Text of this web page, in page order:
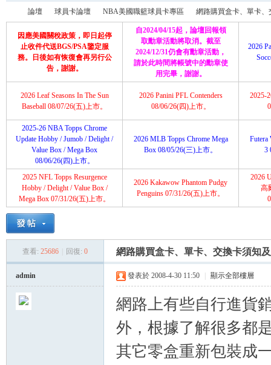
»
論壇
›
球員卡論壇
›
NBA美國職籃球員卡專區
›
網路購買盒卡、單卡
因應美國關稅政策，即日起停
止收件代送BGS/PSA鑒定服
務。日後如有恢復會再另行公
告，謝謝。
自2024/04/15起，論壇回報領
取勳章活動將取消。截至
2024/12/31仍會有勳章活動，
請於此時間將帳號中的勳章使
用完畢，謝謝。
2026
2026 Leaf Seasons In The Sun
Baseball 08/07/26(五)上市。
2026 Panini PFL Contenders
08/06/26(四)上市。
2025-
2025-26 NBA Topps Chrome
Update Hobby / Jumob / Delight /
Value Box / Mega Box
08/06/26(四)上市。
2026 MLB Topps Chrome Mega
Box 08/05/26(三)上市。
Futera
3
2025 NFL Topps Resurgence
Hobby / Delight / Value Box /
Mega Box 07/31/26(五)上市。
2026 Kakawow Phantom Pudgy
Penguins 07/31/26(五)上市。
2026
高
查看: 25686 回復: 0 網路購買盒卡、單卡、交換卡須知
admin 發表於 2008-4-30 11:50 顯示全部樓層
網路上有些自行進貨
外，根據了解很多都
其它零盒重新包裝成